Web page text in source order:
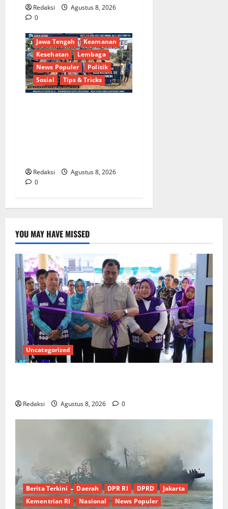
Redaksi
Agustus 8, 2026
0Berita Terkini
Jawa Tengah
Keamanan
Kesehatan
Lembaga
News Populer
Politik
Sosial
Tips & Tricks
Redaksi
Agustus 8, 2026
0
YOU MAY HAVE MISSED
Uncategorized
Redaksi Agustus 8, 2026 0
Berita Terkini Daerah DPR RI DPRD
Jakarta
Kementrian RI
Nasional
News Populer